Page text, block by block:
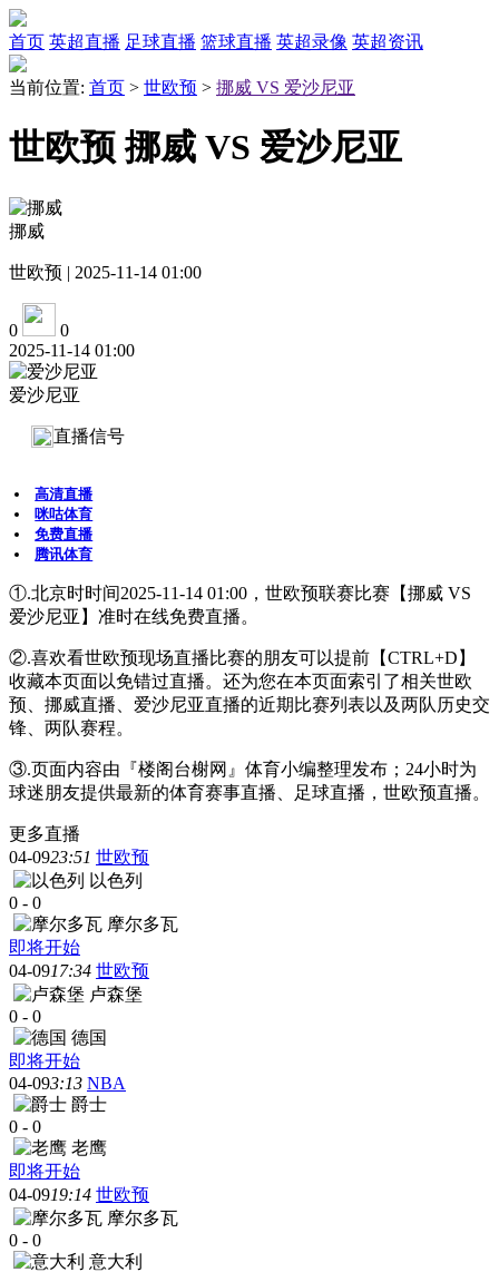
首页 英超直播 足球直播 篮球直播 英超录像 英超资讯
当前位置: 首页 > 世欧预 > 挪威 VS 爱沙尼亚
世欧预 挪威 VS 爱沙尼亚
挪威
世欧预 | 2025-11-14 01:00
0
0
2025-11-14 01:00
爱沙尼亚
直播信号
高清直播
咪咕体育
免费直播
腾讯体育
①.北京时时间2025-11-14 01:00，世欧预联赛比赛【挪威 VS
爱沙尼亚】准时在线免费直播。
②.喜欢看世欧预现场直播比赛的朋友可以提前【CTRL+D】
收藏本页面以免错过直播。还为您在本页面索引了相关世欧
预、挪威直播、爱沙尼亚直播的近期比赛列表以及两队历史交
锋、两队赛程。
③.页面内容由『楼阁台榭网』体育小编整理发布；24小时为
球迷朋友提供最新的体育赛事直播、足球直播，世欧预直播。
更多直播
04-0923:51 世欧预
以色列
0 - 0
摩尔多瓦
即将开始
04-0917:34 世欧预
卢森堡
0 - 0
德国
即将开始
04-093:13 NBA
爵士
0 - 0
老鹰
即将开始
04-0919:14 世欧预
摩尔多瓦
0 - 0
意大利